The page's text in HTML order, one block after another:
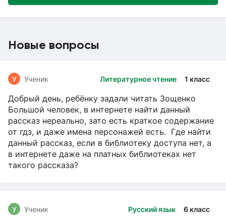
Новые вопросы
Литературное чтение 1 класс
У Ученик
Добрый день, ребёнку задали читать Зощенко
Большой человек, в интернете найти данный
рассказ нереально, зато есть краткое содержание
от гдз, и даже имена персонажей есть. Где найти
данный рассказ, если в библиотеку доступа нет, а
в интернете даже на платных библиотеках нет
такого рассказа?
Русский язык 6 класс
У Ученик